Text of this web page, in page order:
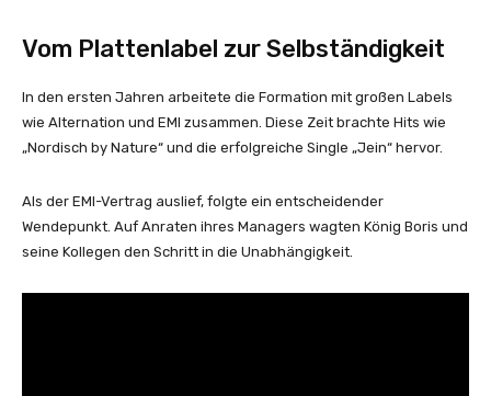
Vom Plattenlabel zur Selbständigkeit
In den ersten Jahren arbeitete die Formation mit großen Labels
wie Alternation und EMI zusammen. Diese Zeit brachte Hits wie
„Nordisch by Nature“ und die erfolgreiche Single „Jein“ hervor.
Als der EMI-Vertrag auslief, folgte ein entscheidender
Wendepunkt. Auf Anraten ihres Managers wagten König Boris und
seine Kollegen den Schritt in die Unabhängigkeit.